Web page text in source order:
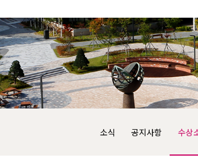
소식 공지사항 수상